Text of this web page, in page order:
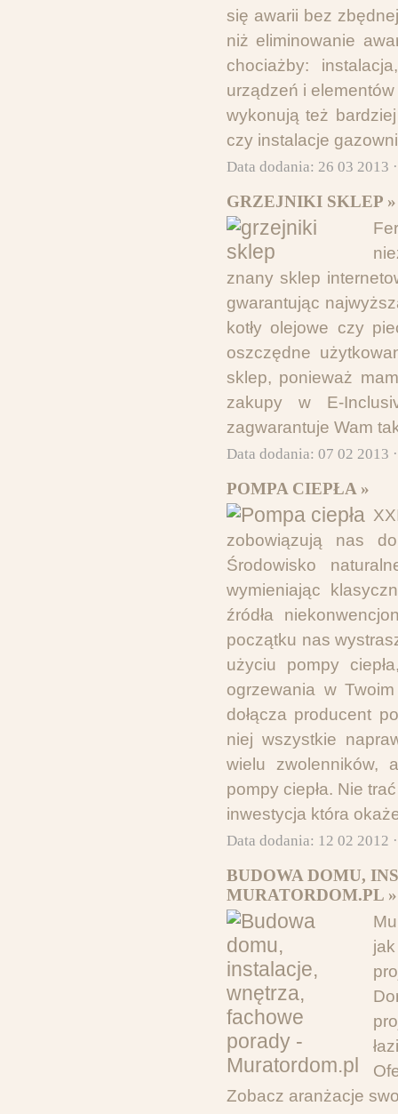
się awarii bez
niż eliminowanie
chociażby:
urządzeń i
wykonują też
czy instalacje
Data dodania: 26 03 2013
GRZEJNIKI SKLEP »
znany sklep
gwarantując
kotły olejowe czy
oszczędne
sklep, ponieważ
zakupy w E-
zagwarantuje Wam
Data dodania: 07 02 2013
POMPA CIEPŁA »
zobowiązują nas
Środowisko
wymieniając
źródła
początku nas
użyciu pompy
ogrzewania w
dołącza producent
niej wszystkie
wielu zwolenników,
pompy ciepła. Nie
inwestycja która
Data dodania: 12 02 2012
BUDOWA DOMU,
MURATORDOM.PL »
Zobacz aranżacje